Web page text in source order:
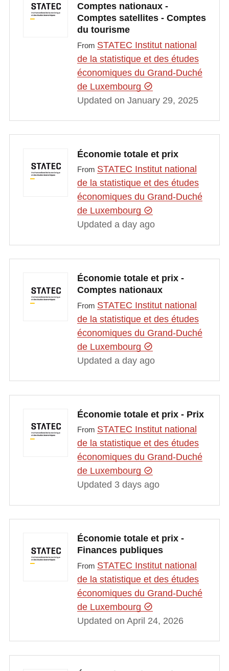
Comptes nationaux -
Comptes satellites - Comptes
du tourisme
From STATEC Institut national
de la statistique et des études
économiques du Grand-Duché
de Luxembourg
Updated on January 29, 2025
Économie totale et prix
From STATEC Institut national
de la statistique et des études
économiques du Grand-Duché
de Luxembourg
Updated a day ago
Économie totale et prix -
Comptes nationaux
From STATEC Institut national
de la statistique et des études
économiques du Grand-Duché
de Luxembourg
Updated a day ago
Économie totale et prix - Prix
From STATEC Institut national
de la statistique et des études
économiques du Grand-Duché
de Luxembourg
Updated 3 days ago
Économie totale et prix -
Finances publiques
From STATEC Institut national
de la statistique et des études
économiques du Grand-Duché
de Luxembourg
Updated on April 24, 2026